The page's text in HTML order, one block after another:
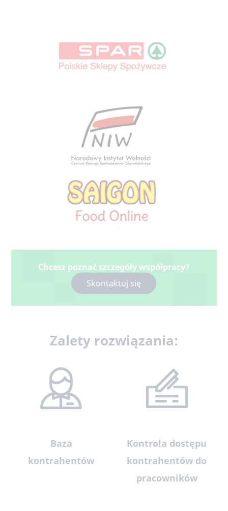
Chcesz poznać szczegóły współpracy?
Skontaktuj się
Zalety rozwiązania:
Baza
kontrahentów
Kontrola dostępu
kontrahentów do
pracowników